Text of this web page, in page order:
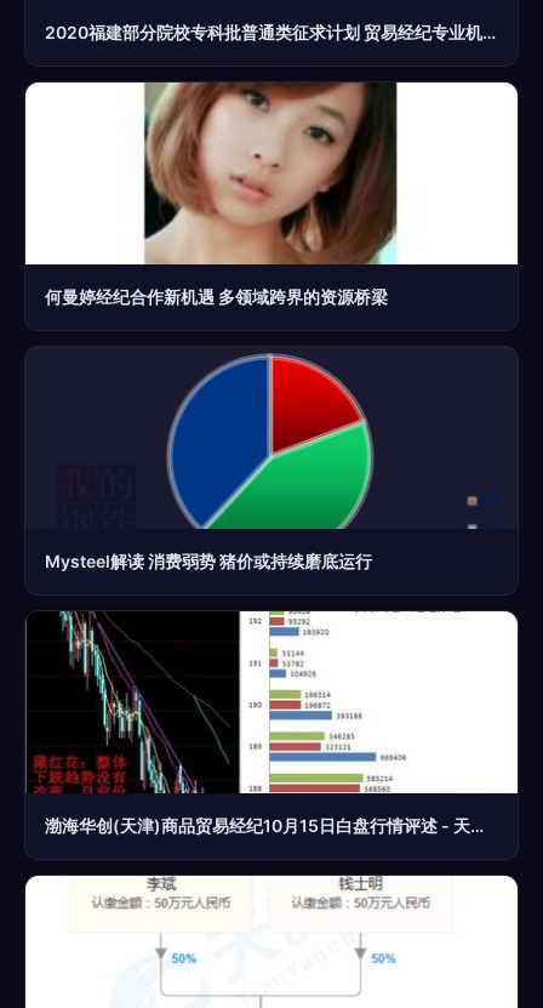
2020福建部分院校专科批普通类征求计划 贸易经纪专业机会与报考指南
何曼婷经纪合作新机遇 多领域跨界的资源桥梁
Mysteel解读 消费弱势 猪价或持续磨底运行
渤海华创(天津)商品贸易经纪10月15日白盘行情评述 - 天津汇港农产品交易市场 贸易经纪